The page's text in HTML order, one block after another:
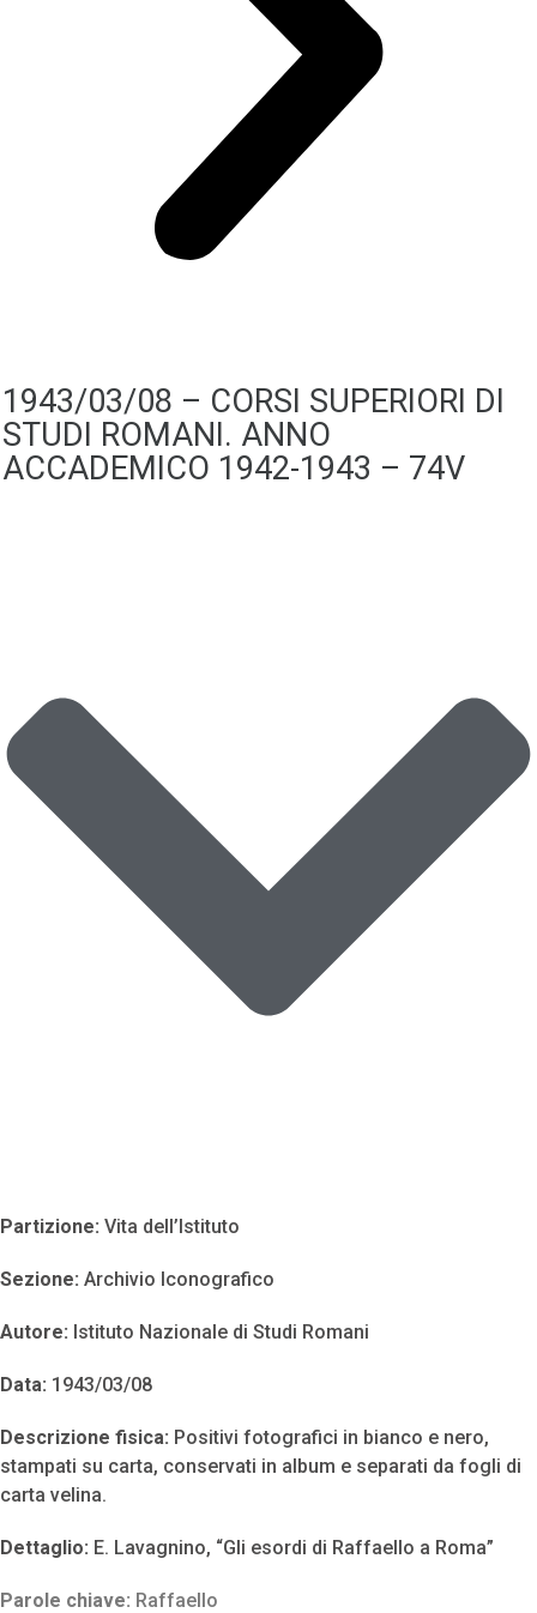
1943/03/08 – CORSI SUPERIORI DI
STUDI ROMANI. ANNO
ACCADEMICO 1942-1943 – 74V
Partizione: Vita dell’Istituto
Sezione: Archivio Iconografico
Autore: Istituto Nazionale di Studi Romani
Data: 1943/03/08
Descrizione fisica: Positivi fotografici in bianco e nero,
stampati su carta, conservati in album e separati da fogli di
carta velina.
Dettaglio: E. Lavagnino, “Gli esordi di Raffaello a Roma”
Parole chiave: Raffaello